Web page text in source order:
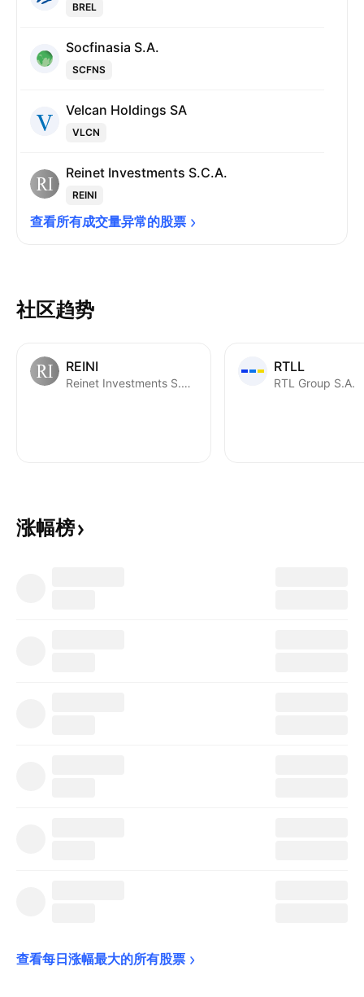
BREL
Socfinasia S.A.
SCFNS
Velcan Holdings SA
VLCN
Reinet Investments S.C.A.
REINI
查看所有成交量异常的股票
社区趋势
REINI
Reinet Investments S.C.A.
RTLL
RTL Group S.A.
涨幅榜
查看每日涨幅最大的所有股票